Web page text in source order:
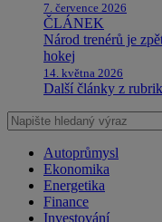
7. července 2026
ČLÁNEK
Národ trenérů je
hokej
14. května 2026
Další články z
Autoprůmysl
Ekonomika
Energetika
Finance
Investování